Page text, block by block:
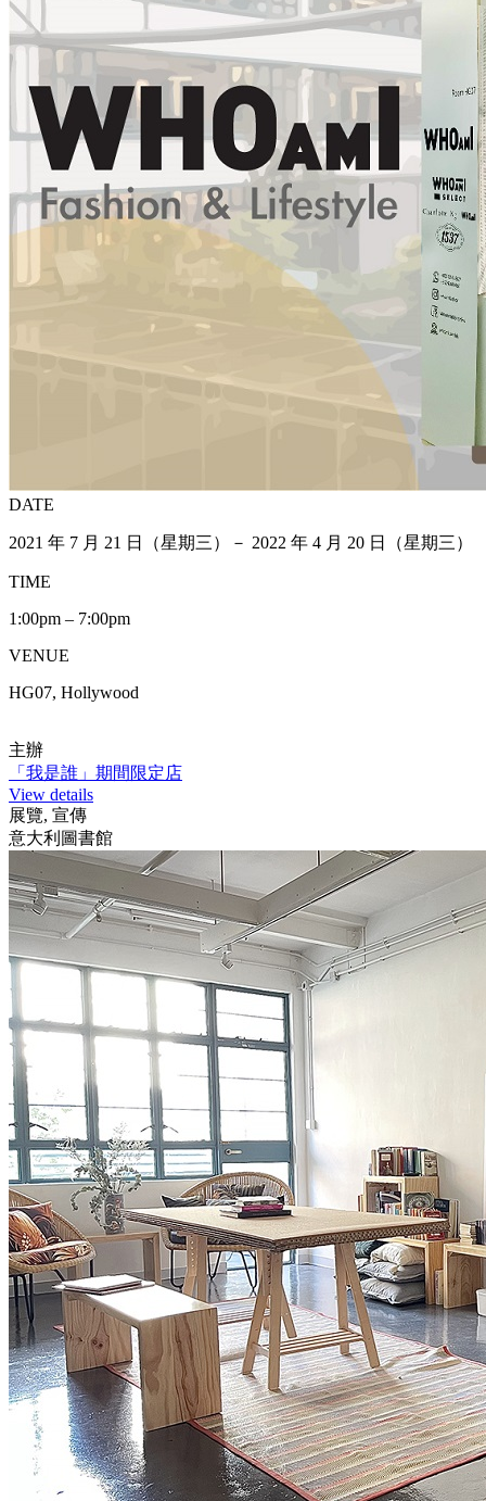
DATE
2021 年 7 月 21 日（星期三）－ 2022 年 4 月 20 日（星期三）
TIME
1:00pm – 7:00pm
VENUE
HG07, Hollywood
主辦
「我是誰」期間限定店
View details
展覽, 宣傳
意大利圖書館